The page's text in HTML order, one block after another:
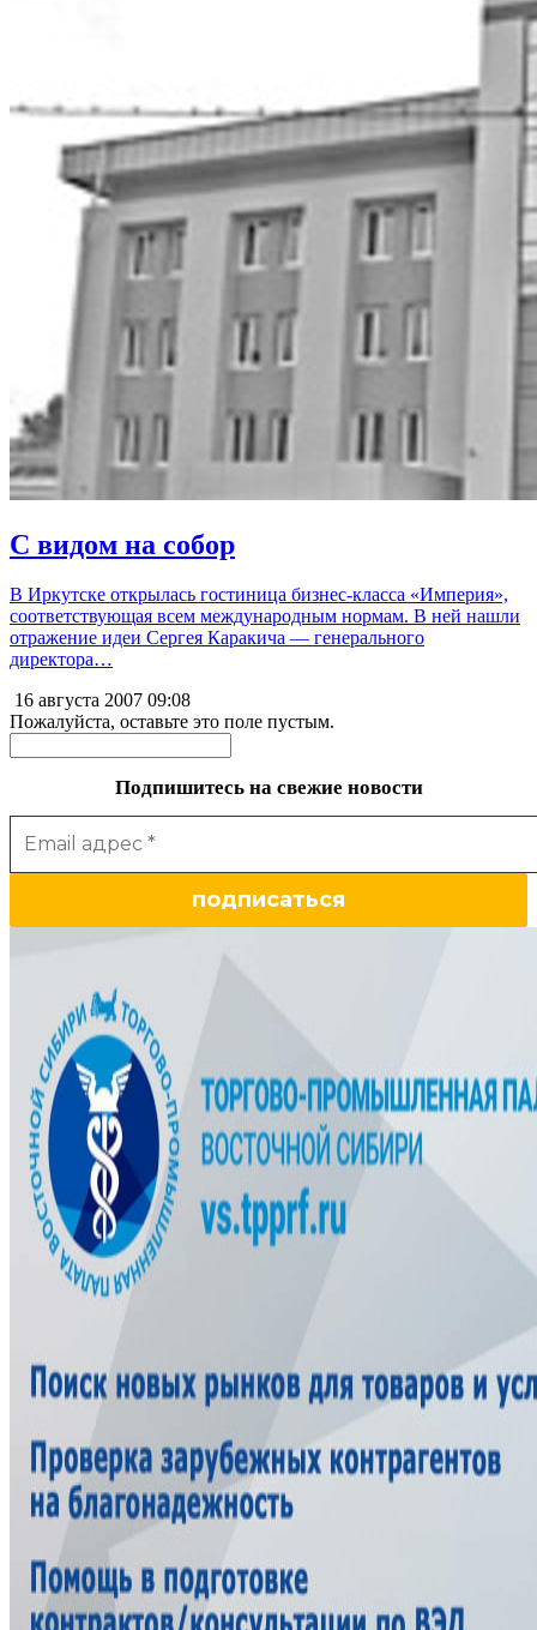
С видом на собор
В Иркутске открылась гостиница бизнес-класса «Империя»,
соответствующая всем международным нормам. В ней нашли
отражение идеи Сергея Каракича — генерального
директора…
16 августа 2007 09:08
Пожалуйста, оставьте это поле пустым.
Подпишитесь на свежие новости